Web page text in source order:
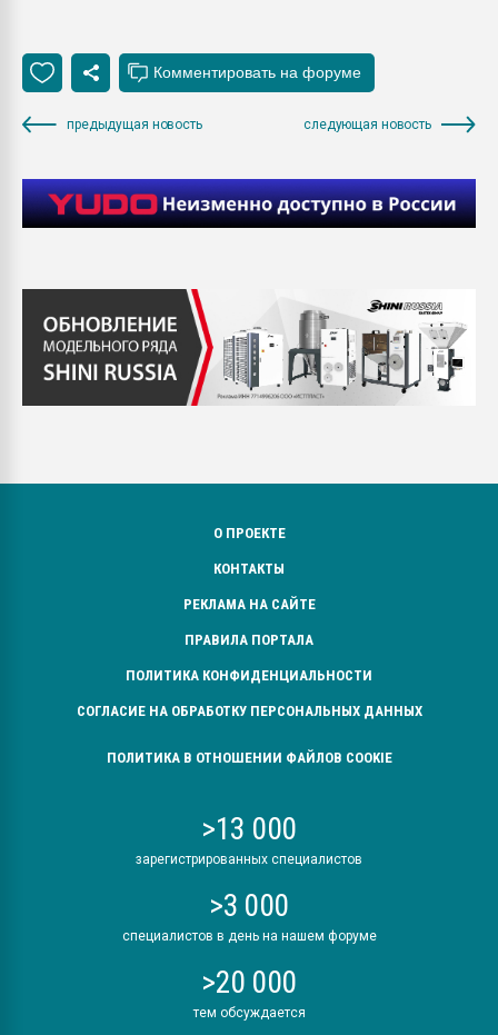
предыдущая новость следующая новость
О ПРОЕКТЕ
КОНТАКТЫ
РЕКЛАМА НА САЙТЕ
ПРАВИЛА ПОРТАЛА
ПОЛИТИКА КОНФИДЕНЦИАЛЬНОСТИ
СОГЛАСИЕ НА ОБРАБОТКУ ПЕРСОНАЛЬНЫХ ДАННЫХ
ПОЛИТИКА В ОТНОШЕНИИ ФАЙЛОВ COOKIE
>13 000
зарегистрированных специалистов
>3 000
специалистов в день на нашем форуме
>20 000
тем обсуждается